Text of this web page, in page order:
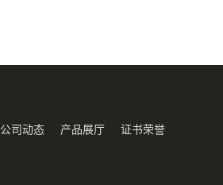
公司动态 产品展厅 证书荣誉